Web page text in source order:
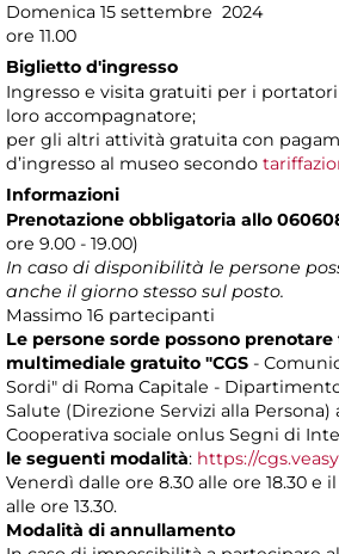
Domenica 15 settembre 2024
ore 11.00
Biglietto d'ingresso
Ingresso e visita gratuiti per i
loro accompagnatore;
per gli altri attività gratuita con
d’ingresso al museo secondo
Informazioni
Prenotazione obbligatoria allo
ore 9.00 - 19.00)
In caso di disponibilità le persone
anche il giorno stesso sul posto.
Massimo 16 partecipanti
Le persone sorde possono
multimediale gratuito "CGS -
Sordi" di Roma Capitale -
Salute (Direzione Servizi alla Persona)
Cooperativa sociale onlus Segni di
le seguenti modalità: https://
Venerdì dalle ore 8.30 alle ore 18.30 e
alle ore 13.30.
Modalità di annullamento